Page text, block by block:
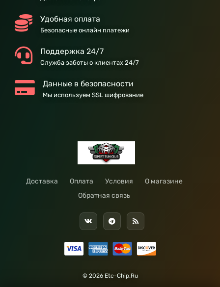
Удобная оплата
Безопасные онлайн платежи
Поддержка 24/7
Служба заботы о клиентах 24/7
Данные в безопасности
Мы используем SSL шифрование
Доставка Оплата Условия
О магазине
Обратная связь
© 2026 Etc-Chip.Ru